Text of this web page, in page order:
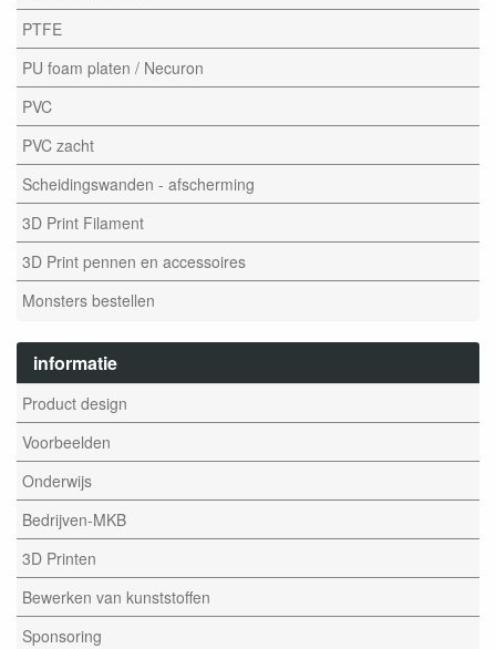
PTFE
PU foam platen / Necuron
PVC
PVC zacht
Scheidingswanden - afscherming
3D Print Filament
3D Print pennen en accessoires
Monsters bestellen
informatie
Product design
Voorbeelden
Onderwijs
Bedrijven-MKB
3D Printen
Bewerken van kunststoffen
Sponsoring